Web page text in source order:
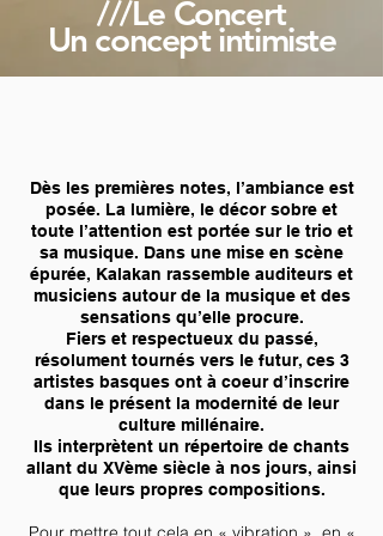
///Le Concert
Un concept intimiste
Dès les premières notes, l’ambiance est
posée. La lumière, le décor sobre et
toute l’attention est portée sur le trio et
sa musique. Dans une mise en scène
épurée, Kalakan rassemble auditeurs et
musiciens autour de la musique et des
sensations qu’elle procure.
Fiers et respectueux du passé,
résolument tournés vers le futur, ces 3
artistes basques ont à coeur d’inscrire
dans le présent la modernité de leur
culture millénaire.
Ils interprètent un répertoire de chants
allant du XVème siècle à nos jours, ainsi
que leurs propres compositions.